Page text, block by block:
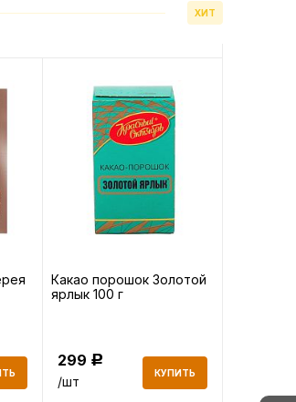
ХИТ
Какао порошок Золотой
ярлык 100 г
299 Р
/шт
КУПИТЬ